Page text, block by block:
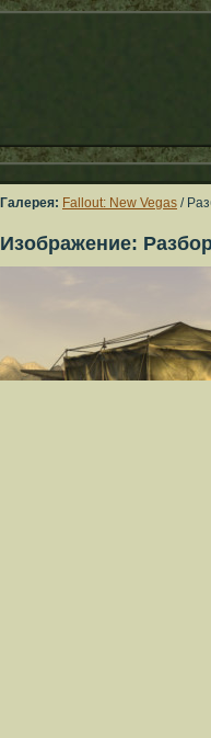
Галерея: Fallout: New Vegas /
Изображение: